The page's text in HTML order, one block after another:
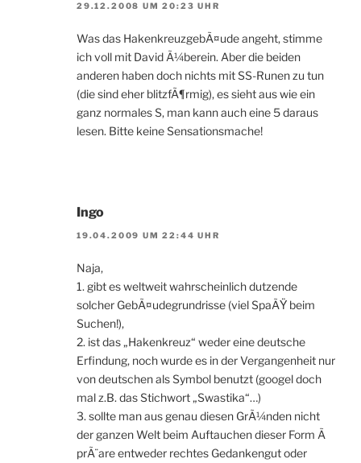
29.12.2008 UM 20:23 UHR
Was das HakenkreuzgebÃ¤ude angeht, stimme
ich voll mit David Ã¼berein. Aber die beiden
anderen haben doch nichts mit SS-Runen zu tun
(die sind eher blitzfÃ¶rmig), es sieht aus wie ein
ganz normales S, man kann auch eine 5 daraus
lesen. Bitte keine Sensationsmache!
Ingo
19.04.2009 UM 22:44 UHR
Naja,
1. gibt es weltweit wahrscheinlich dutzende
solcher GebÃ¤udegrundrisse (viel SpaÃŸ beim
Suchen!),
2. ist das „Hakenkreuz“ weder eine deutsche
Erfindung, noch wurde es in der Vergangenheit nur
von deutschen als Symbol benutzt (googel doch
mal z.B. das Stichwort „Swastika“…)
3. sollte man aus genau diesen GrÃ¼nden nicht
der ganzen Welt beim Auftauchen dieser Form Ã
prÃ¨are entweder rechtes Gedankengut oder